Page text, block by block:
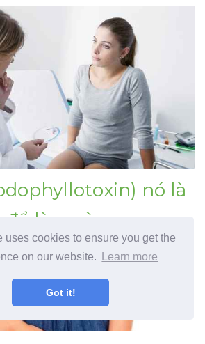
uses cookies to ensure you get the
on our website.
Learn more
Got it!
nó là
để làm gì